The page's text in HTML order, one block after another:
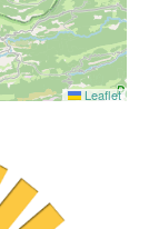
du
des lavoirs
de
autour
Leaflet